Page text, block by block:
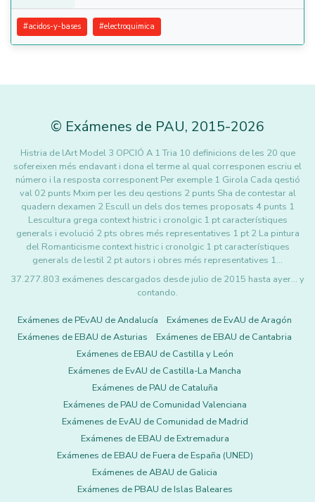
#acidos-y-bases #electroquimica
© Exámenes de PAU, 2015-2026
Histria de lArt Model 3 OPCIÓ A 1 Tria 10 definicions de les 20 que
sofereixen més endavant i dona el terme al qual corresponen escriu el
número i la resposta corresponent Per exemple 1 Girola Cada qestió
val 02 punts Mxim per les deu qestions 2 punts Sha de contestar al
quadern dexamen 2 Escull un dels dos temes proposats 4 punts 1
Lescultura grega context histric i cronolgic 1 pt característiques
generals i evolució 2 pts obres més representatives 1 pt 2 La pintura
del Romanticisme context histric i cronolgic 1 pt característiques
generals de lestil 2 pt autors i obres més representatives 1…
37.277.803 exámenes descargados desde julio de 2015 hasta ayer... y
contando.
Exámenes de PEvAU de Andalucía
Exámenes de EvAU de Aragón
Exámenes de EBAU de Asturias
Exámenes de EBAU de Cantabria
Exámenes de EBAU de Castilla y León
Exámenes de EvAU de Castilla-La Mancha
Exámenes de PAU de Cataluña
Exámenes de PAU de Comunidad Valenciana
Exámenes de EvAU de Comunidad de Madrid
Exámenes de EBAU de Extremadura
Exámenes de EBAU de Fuera de España (UNED)
Exámenes de ABAU de Galicia
Exámenes de PBAU de Islas Baleares